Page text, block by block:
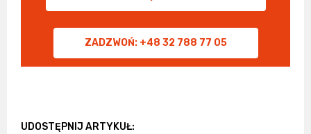
ZADZWOŃ: +48 32 788 77 05
UDOSTĘPNIJ ARTYKUŁ: